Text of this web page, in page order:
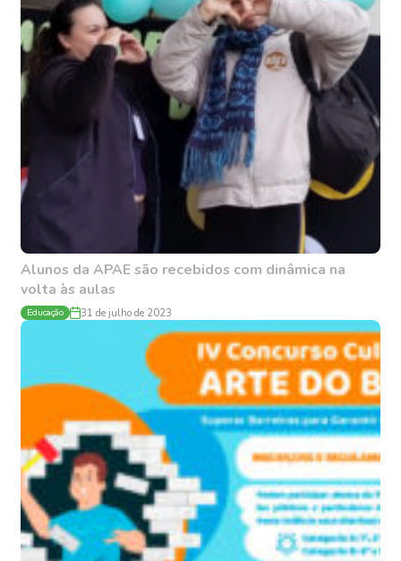
Alunos da APAE são recebidos com dinâmica na
volta às aulas
Educação 31 de julho de 2023